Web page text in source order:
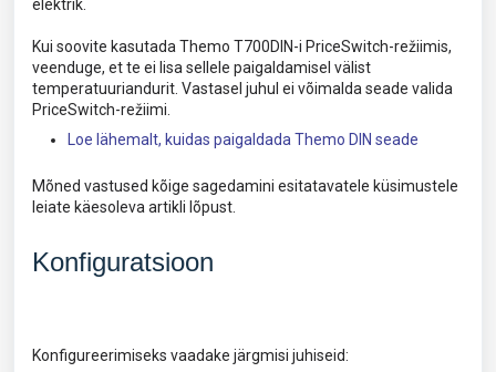
elektrik.
Kui soovite kasutada Themo T700DIN-i PriceSwitch-režiimis,
veenduge, et te ei lisa sellele paigaldamisel välist
temperatuuriandurit. Vastasel juhul ei võimalda seade valida
PriceSwitch-režiimi.
Loe lähemalt, kuidas paigaldada Themo DIN seade
Mõned vastused kõige sagedamini esitatavatele küsimustele
leiate käesoleva artikli lõpust.
Konfiguratsioon
Konfigureerimiseks vaadake järgmisi juhiseid: